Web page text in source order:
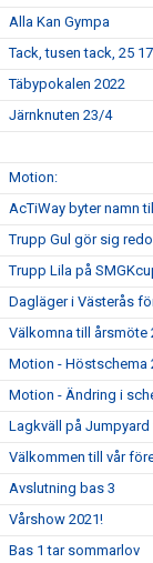
Alla Kan Gympa
Tack, tusen tack, 25
Täbypokalen 2022
Järnknuten 23/4
Motion:
AcTiWay byter namn
Trupp Gul gör sig
Trupp Lila på
Dagläger i Västerås
Välkomna till årsmöte
Motion - Höstschema
Motion - Ändring i
Lagkväll på
Välkommen till vår
Avslutning bas 3
Vårshow 2021!
Bas 1 tar sommarlov